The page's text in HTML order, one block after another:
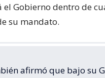
el Gobierno dentro de
su mandato.
afirmó que bajo su